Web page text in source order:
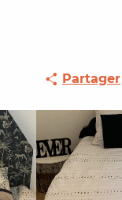
Partager